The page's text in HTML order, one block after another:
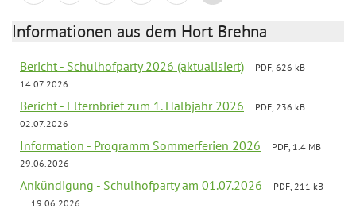
Informationen aus dem Hort Brehna
Bericht - Schulhofparty 2026 (aktualisiert)
PDF, 626 kB
14.07.2026
Bericht - Elternbrief zum 1. Halbjahr 2026
PDF, 236 kB
02.07.2026
Information - Programm Sommerferien 2026
PDF, 1.4 MB
29.06.2026
Ankündigung - Schulhofparty am 01.07.2026
PDF, 211 kB
19.06.2026